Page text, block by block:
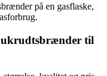
på en gasflaske,
til